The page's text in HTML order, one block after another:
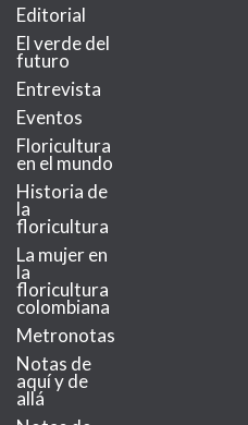
Editorial
El verde del
futuro
Entrevista
Eventos
Floricultura
en el mundo
Historia de
la
floricultura
La mujer en
la
floricultura
colombiana
Metronotas
Notas de
aquí y de
allá